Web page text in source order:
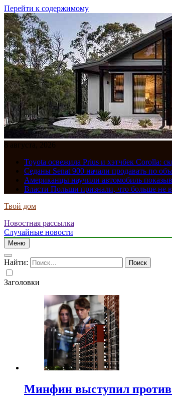
Перейти к содержимому
8 августа, 2026
Toyota освежила Prius и хэтчбек Corolla:
Седаны Senat 900 начали продавать по
Американцы научили автомобиль
Власти Польши признали, что больше не
Твой дом
Новостная рассылка
Случайные новости
Меню
Найти:
Заголовки
Минфин выступил против